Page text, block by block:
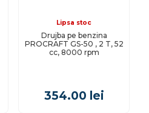
Lipsa stoc
Drujba pe benzina
PROCRAFT GS-50 , 2 T, 52
cc, 8000 rpm
354.00 lei